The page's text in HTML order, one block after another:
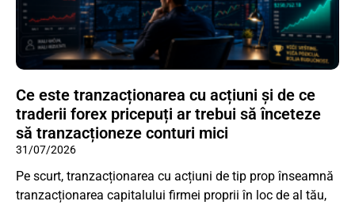
Ce este tranzacționarea cu acțiuni și de ce
traderii forex pricepuți ar trebui să înceteze
să tranzacționeze conturi mici
31/07/2026
Pe scurt, tranzacționarea cu acțiuni de tip prop înseamnă
tranzacționarea capitalului firmei proprii în loc de al tău,